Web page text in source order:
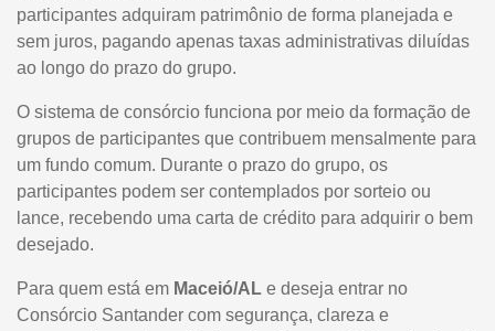
participantes adquiram patrimônio de forma planejada e
sem juros, pagando apenas taxas administrativas diluídas
ao longo do prazo do grupo.
O sistema de consórcio funciona por meio da formação de
grupos de participantes que contribuem mensalmente para
um fundo comum. Durante o prazo do grupo, os
participantes podem ser contemplados por sorteio ou
lance, recebendo uma carta de crédito para adquirir o bem
desejado.
Para quem está em Maceió/AL e deseja entrar no
Consórcio Santander com segurança, clareza e